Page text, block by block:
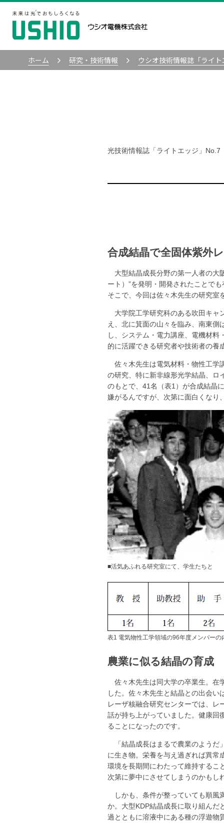
ホーム 研究・技術情報 ウシオ技術情報誌「ライ
光技術情報誌「ライトエッジ」No.7
合成結晶で全固体紫外
大型結晶成長分野の第一人者の大
ート）”を発明・開発されたことで
そこで、今回は佐々木先生の研究室
大学院工学研究科のある吹田キャ
え、北に箕面の山々を臨み、南東
し、システム・電力講座、電機材
的に活躍できる研究者や技術者の養
佐々木先生は電気材料・物性工学
の研究、特に新非線形光学結晶、ロ
のもとで、41名（表1）が合成結晶
嫌がるんですが、次第に面白くなり
■活気あふれる研究室にて、学生たちと
表1 電気物性工学領域の96年度メンバーの
農業に似る結晶の育成
佐々木先生は同大学の卒業生。在
した。佐々木先生と結晶との出会
レーザ核融合研究センターでは、
話が持ち上がっていました。健康回
ることになったのです。
「結晶成長はまるで農業のよう
に生き物。栄養を与え過ぎれば異常
環境を長期間にわたって維持するこ
次第に夢中にさせてしまうのかもし
しかも、条件が整っていても順
か。大型KDP結晶成長に取り組んだ
過とともに溶液中にある種の浮遊物